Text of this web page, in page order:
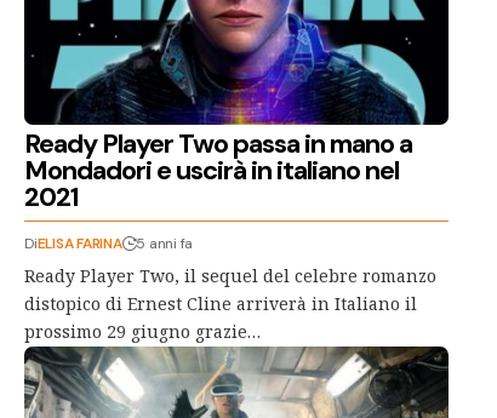
Ready Player Two passa in mano a
Mondadori e uscirà in italiano nel
2021
DiELISA FARINA 5 anni fa
Ready Player Two, il sequel del celebre romanzo
distopico di Ernest Cline arriverà in Italiano il
prossimo 29 giugno grazie…